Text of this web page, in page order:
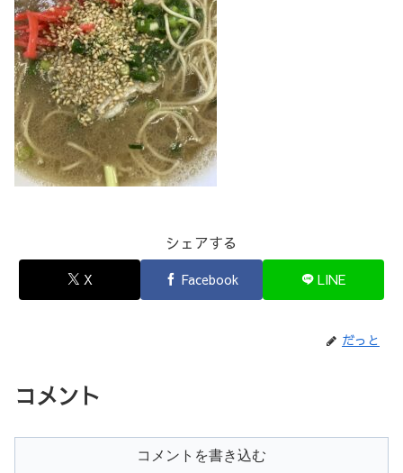
シェアする
X Facebook LINE
だっと
コメント
コメントを書き込む